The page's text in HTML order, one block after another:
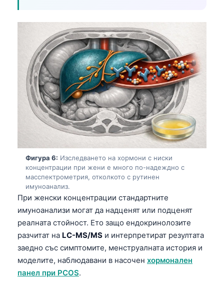
Фигура 6: Изследването на хормони с ниски
концентрации при жени е много по-надеждно с
масспектрометрия, отколкото с рутинен
имуноанализ.
При женски концентрации стандартните
имуноанализи могат да надценят или подценят
реалната стойност. Ето защо ендокринолозите
разчитат на LC-MS/MS и интерпретират резултата
заедно със симптомите, менструалната история и
моделите, наблюдавани в насочен хормонален
панел при PCOS.
Bahasa Melayu
Tiếng Việt
Tagalog
ไทย
ភាសាខ្មែរ
Kiswahili
አማርኛ
Українська
O‘zbekcha
Català
Қазақ тілі
Suomi
Hrvatski
Slovenčina
كوردی‎